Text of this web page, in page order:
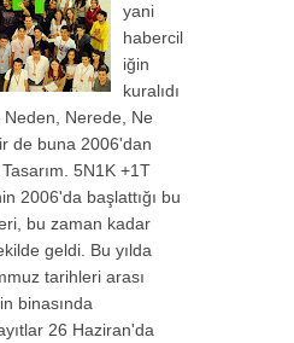
yani
habercil
iğin
kuralıdı
Neden, Nerede, Ne
de buna 2006'dan
5N1K +1T
2006'da başlattığı bu
bu zaman kadar
geldi. Bu yılda
tarihleri arası
binasında
26 Haziran'da